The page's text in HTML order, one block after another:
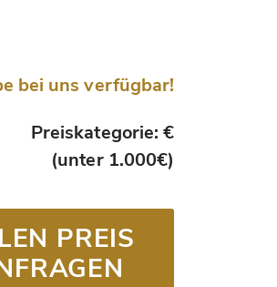
bei uns verfügbar!
Preiskategorie: €
(unter 1.000€)
PREIS